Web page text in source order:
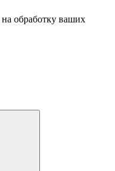
на обработку ваших